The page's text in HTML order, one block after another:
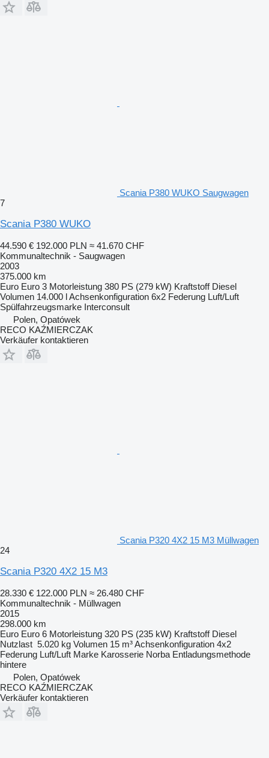
Scania P380 WUKO Saugwagen
7
Scania P380 WUKO
44.590 € 192.000 PLN ≈ 41.670 CHF
Kommunaltechnik - Saugwagen
2003
375.000 km
Euro Euro 3 Motorleistung 380 PS (279 kW) Kraftstoff Diesel
Volumen 14.000 lAchsenkonfiguration 6x2 Federung Luft/Luft
Spülfahrzeugsmarke Interconsult
Polen, Opatówek
RECO KAŹMIERCZAK
Verkäufer kontaktieren
Scania P320 4X2 15 M3 Müllwagen
24
Scania P320 4X2 15 M3
28.330 € 122.000 PLN ≈ 26.480 CHF
Kommunaltechnik - Müllwagen
2015
298.000 km
Euro Euro 6 Motorleistung 320 PS (235 kW) Kraftstoff Diesel
Nutzlast 5.020 kg Volumen 15 m³Achsenkonfiguration 4x2
Federung Luft/Luft Marke Karosserie Norba Entladungsmethode
hintere
Polen, Opatówek
RECO KAŹMIERCZAK
Verkäufer kontaktieren